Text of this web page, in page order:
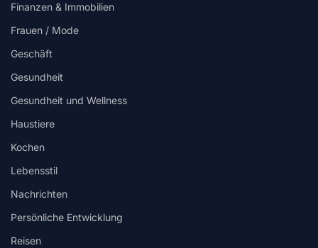
Finanzen & Immobilien
Frauen / Mode
Geschäft
Gesundheit
Gesundheit und Wellness
Haustiere
Kochen
Lebensstil
Nachrichten
Persönliche Entwicklung
Reisen